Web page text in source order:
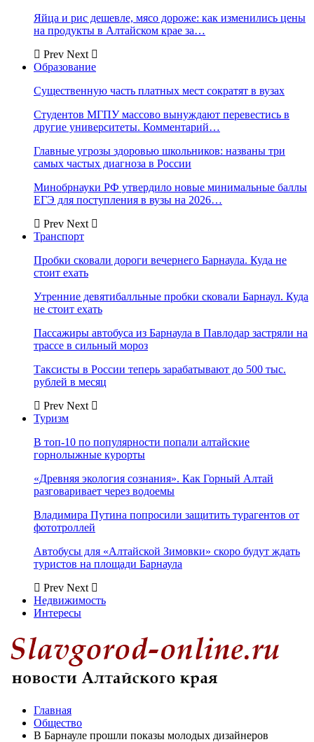
Яйца и рис дешевле, мясо дороже: как изменились цены
на продукты в Алтайском крае за…
Prev Next
Образование
Существенную часть платных мест сократят в вузах
Студентов МГПУ массово вынуждают перевестись в
другие университеты. Комментарий…
Главные угрозы здоровью школьников: названы три
самых частых диагноза в России
Минобрнауки РФ утвердило новые минимальные баллы
ЕГЭ для поступления в вузы на 2026…
Prev Next
Транспорт
Пробки сковали дороги вечернего Барнаула. Куда не
стоит ехать
Утренние девятибалльные пробки сковали Барнаул. Куда
не стоит ехать
Пассажиры автобуса из Барнаула в Павлодар застряли на
трассе в сильный мороз
Таксисты в России теперь зарабатывают до 500 тыс.
рублей в месяц
Prev Next
Туризм
В топ-10 по популярности попали алтайские
горнолыжные курорты
«Древняя экология сознания». Как Горный Алтай
разговаривает через водоемы
Владимира Путина попросили защитить турагентов от
фототроллей
Автобусы для «Алтайской Зимовки» скоро будут ждать
туристов на площади Барнаула
Prev Next
Недвижимость
Интересы
Главная
Общество
В Барнауле прошли показы молодых дизайнеров